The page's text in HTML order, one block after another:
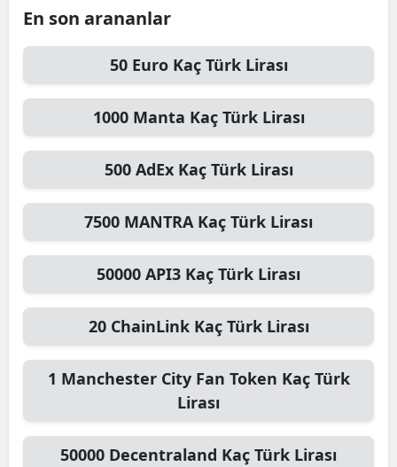
En son arananlar
50 EuroKaç Türk Lirası
1000 Manta Kaç Türk Lirası
500 AdEx Kaç Türk Lirası
7500 MANTRA Kaç Türk Lirası
50000 API3 Kaç Türk Lirası
20 ChainLink Kaç Türk Lirası
1 Manchester City Fan Token Kaç Türk
Lirası
50000 Decentraland Kaç Türk Lirası